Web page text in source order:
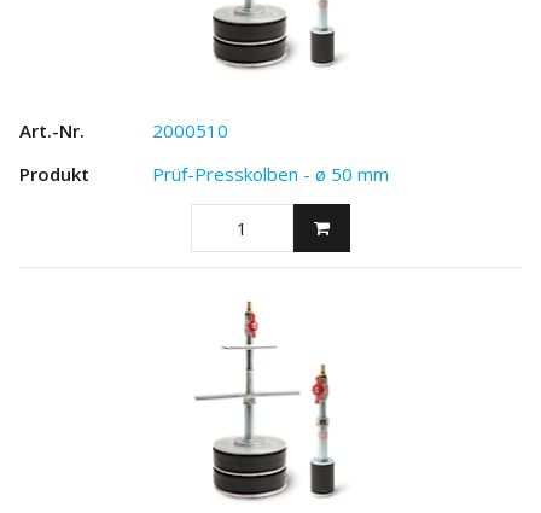
2000510
Prüf-Presskolben - ø 50 mm